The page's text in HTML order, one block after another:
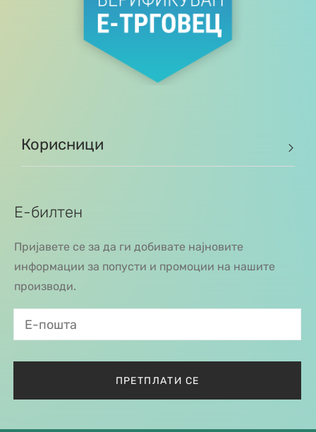
Корисници
Е-билтен
Пријавете се за да ги добивате најновите
информации за попусти и промоции на нашите
производи.